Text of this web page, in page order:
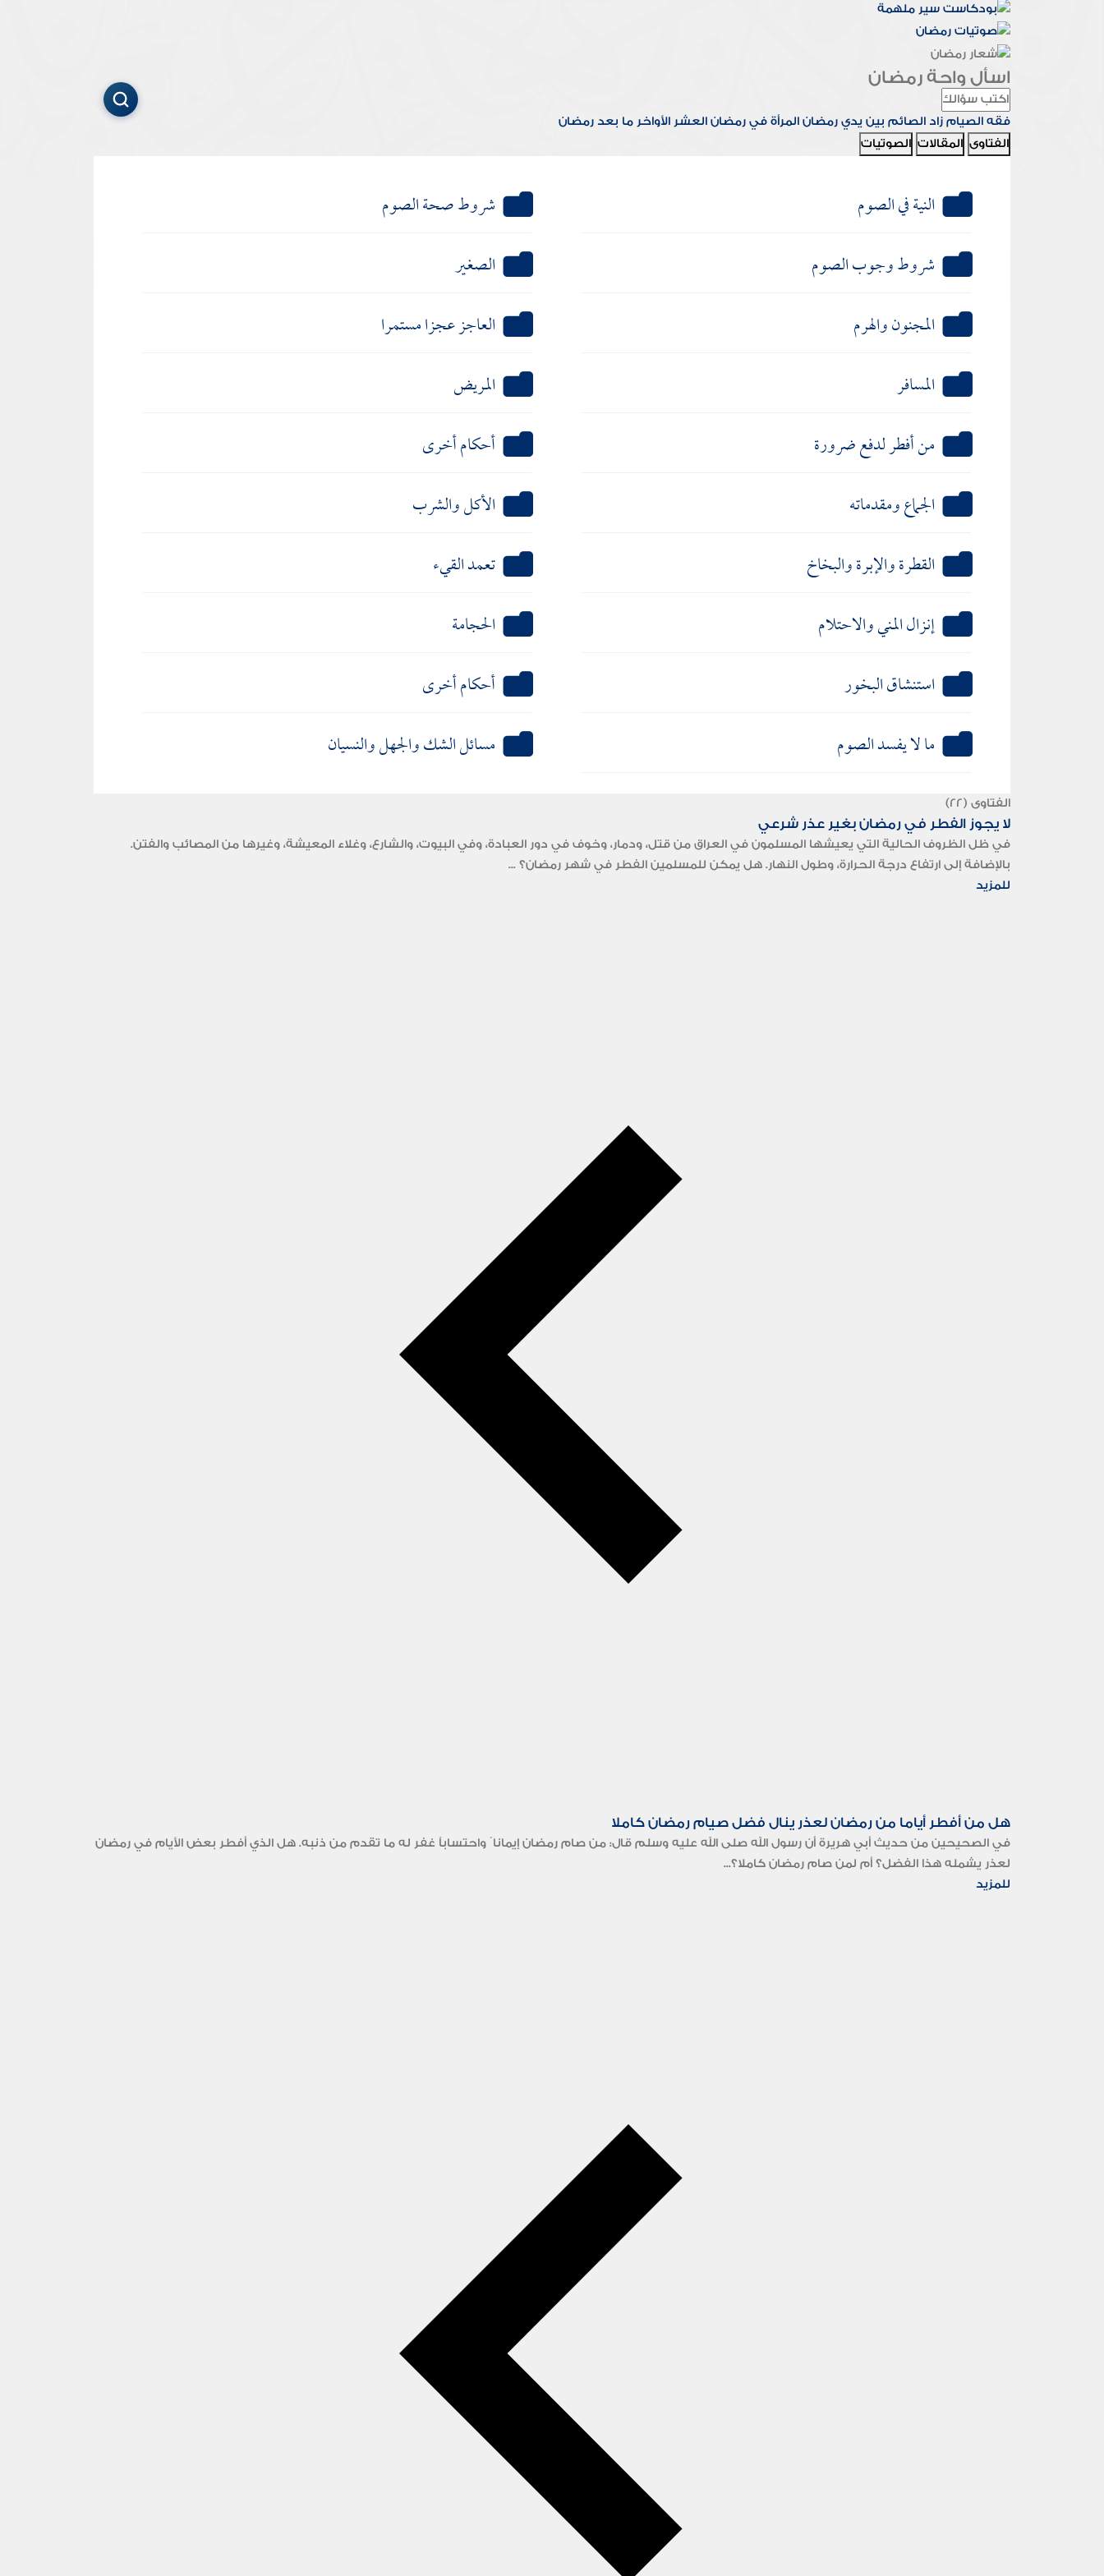
اسأل واحة رمضان
فقه الصيام زاد الصائم بين يدي رمضان المرأة في رمضان العشر الأواخر ما بعد رمضان
الفتاوى المقالات الصوتيات
النية في الصوم
شروط صحة الصوم
شروط وجوب الصوم
الصغير
المجنون والهرم
العاجز عجزا مستمرا
المسافر
المريض
من أفطر لدفع ضرورة
أحكام أخرى
الجماع ومقدماته
الأكل والشرب
القطرة والإبرة والبخاخ
تعمد القيء
إنزال المني والاحتلام
الحجامة
استنشاق البخور
أحكام أخرى
ما لا يفسد الصوم
مسائل الشك والجهل والنسيان
الفتاوى (22)
لا يجوز الفطر في رمضان بغير عذر شرعي
في ظل الظروف الحالية التي يعيشها المسلمون في العراق من قتل، ودمار، وخوف في دور العبادة، وفي البيوت، والشارع، وغلاء المعيشة، وغيرها من المصائب والفتن.
بالإضافة إلى ارتفاع درجة الحرارة، وطول النهار. هل يمكن للمسلمين الفطر في شهر رمضان؟ ...
للمزيد
هل من أفطر أياما من رمضان لعذر ينال فضل صيام رمضان كاملا
في الصحيحين من حديث أبي هريرة أن رسول الله صلى الله عليه وسلم قال: من صام رمضان إيمانا ً واحتساباً غفر له ما تقدم من ذنبه. هل الذي أفطر بعض الأيام في رمضان
لعذر يشمله هذا الفضل؟ أم لمن صام رمضان كاملا؟...
للمزيد